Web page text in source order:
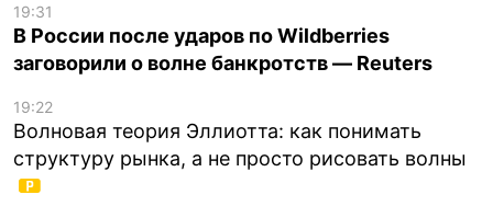
19:31
В России после ударов по Wildberries
заговорили о волне банкротств — Reuters
19:22
Волновая теория Эллиотта: как понимать
структуру рынка, а не просто рисовать волны